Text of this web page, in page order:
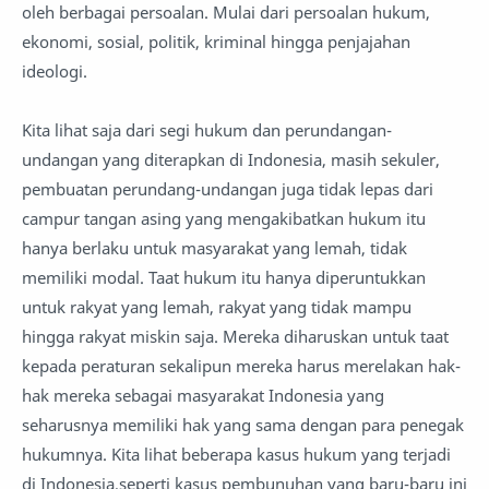
oleh berbagai persoalan. Mulai dari persoalan hukum,
ekonomi, sosial, politik, kriminal hingga penjajahan
ideologi.
Kita lihat saja dari segi hukum dan perundangan-
undangan yang diterapkan di Indonesia, masih sekuler,
pembuatan perundang-undangan juga tidak lepas dari
campur tangan asing yang mengakibatkan hukum itu
hanya berlaku untuk masyarakat yang lemah, tidak
memiliki modal. Taat hukum itu hanya diperuntukkan
untuk rakyat yang lemah, rakyat yang tidak mampu
hingga rakyat miskin saja. Mereka diharuskan untuk taat
kepada peraturan sekalipun mereka harus merelakan hak-
hak mereka sebagai masyarakat Indonesia yang
seharusnya memiliki hak yang sama dengan para penegak
hukumnya. Kita lihat beberapa kasus hukum yang terjadi
di Indonesia,seperti kasus pembunuhan yang baru-baru ini